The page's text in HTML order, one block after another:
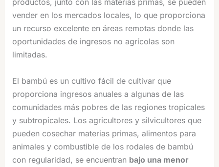
vender en los mercados locales, lo que proporciona
un recurso excelente en áreas remotas donde las
oportunidades de ingresos no agrícolas son
limitadas.
El bambú es un cultivo fácil de cultivar que
proporciona ingresos anuales a algunas de las
comunidades más pobres de las regiones tropicales
y subtropicales. Los agricultores y silvicultores que
pueden cosechar materias primas, alimentos para
animales y combustible de los rodales de bambú
con regularidad, se encuentran bajo una menor